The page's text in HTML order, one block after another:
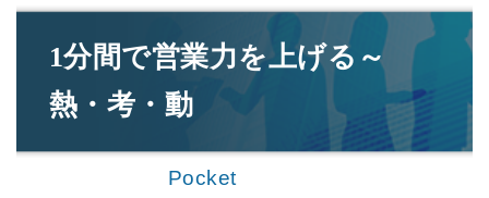
1分間で営業力を上げる～
熱・考・動
Pocket